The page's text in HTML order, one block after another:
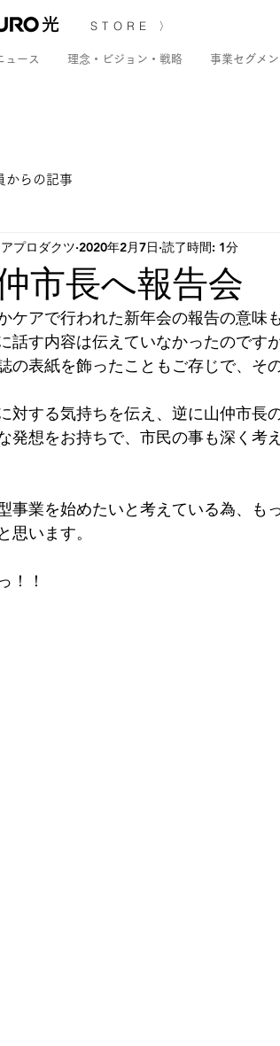
STORE 〉
ュース 理念・ビジョン・戦略 事業セグメン
からの記事
市長へ報告会
プロダクツ 2020年2月7日 読了時間: 1分
ケアで行われた新年会の報告の意味
話す内容は伝えていなかったのです
の表紙を飾ったこともご存じで、そ
対する気持ちを伝え、逆に山仲市長
発想をお持ちで、市民の事も深く考
事業を始めたいと考えている為、も
思います。
！！